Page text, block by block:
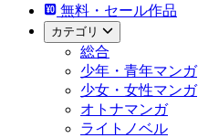
無料・セール作品
カテゴリ
総合
少年・青年マンガ
少女・女性マンガ
オトナマンガ
ライトノベル